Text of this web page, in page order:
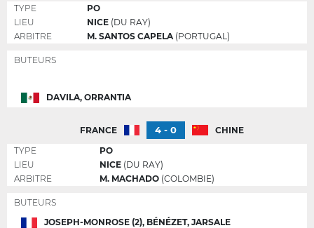
TYPE
PO
LIEU
NICE (DU RAY)
ARBITRE
M. SANTOS CAPELA (PORTUGAL)
BUTEURS
DAVILA, ORRANTIA
FRANCE 4 - 0
CHINE
TYPE
PO
LIEU
NICE (DU RAY)
ARBITRE
M. MACHADO (COLOMBIE)
BUTEURS
JOSEPH-MONROSE (2), BÉNÉZET, JARSALE